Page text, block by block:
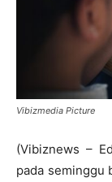
Vibizmedia Picture
(Vibiznews –
pada seminggu